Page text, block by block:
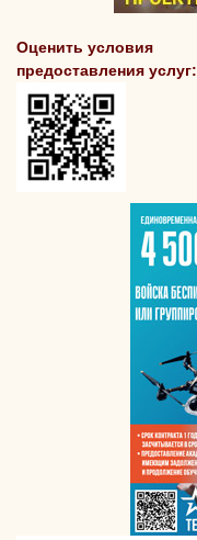
Оценить условия
предоставления услуг: